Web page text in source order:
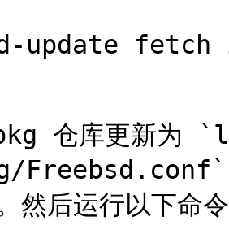
update
仓库更新为
Freebsd.conf`
后运行以下命